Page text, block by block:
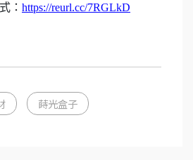
： https://reurl.cc/7RGLkD
蒔光盒子